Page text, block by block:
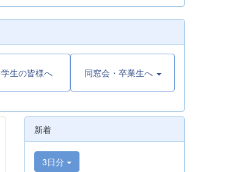
生の皆様へ 同窓会・卒業生へ
新着
3日分